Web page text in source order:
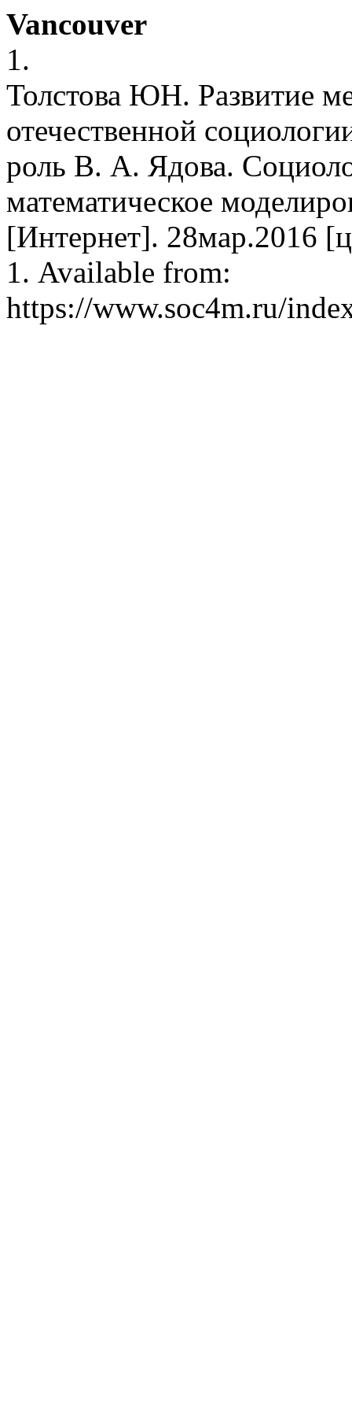
Vancouver
1.
Толстова ЮН. Развитие
отечественной
роль В. А. Ядова.
математическое
[Интернет]. 28мар.2016
1. Available from:
https://www.soc4m.ru/